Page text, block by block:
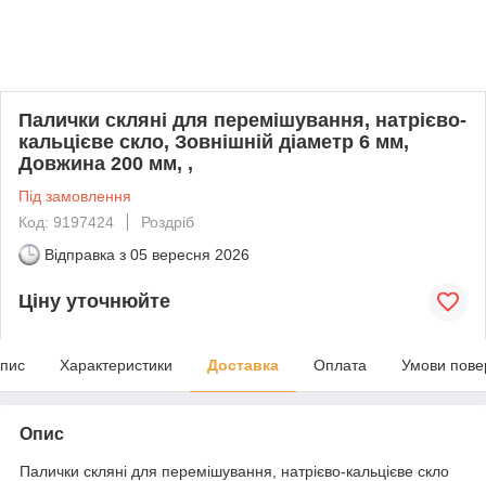
Палички скляні для перемішування, натрієво-
кальцієве скло, Зовнішній діаметр 6 мм,
Довжина 200 мм, ,
Під замовлення
Код: 9197424
Роздріб
Відправка з 05 вересня 2026
Ціну уточнюйте
Характеристики Доставка Оплата Умови
Опис
Палички скляні для перемішування, натрієво-кальцієве скло